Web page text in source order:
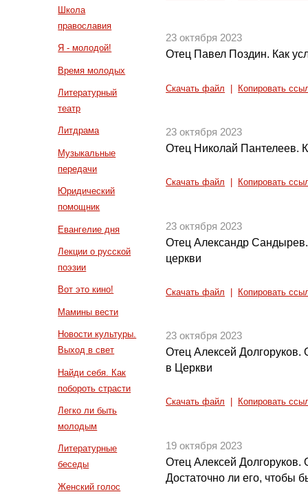
Школа
православия
Я - молодой!
Время молодых
Литературный
театр
Литдрама
Музыкальные
передачи
Юридический
помощник
Евангелие дня
Лекции о русской
поэзии
Вот это кино!
Мамины вести
Новости культуры.
Выход в свет
Найди себя. Как
побороть страсти
Легко ли быть
молодым
Литературные
беседы
Женский голос
23 октября 2023
Отец Павел Поздин. Как
Скачать файл Копировать
23 октября 2023
Отец Николай Пантелеев.
Скачать файл Копировать
23 октября 2023
Отец Александр
церкви
Скачать файл Копировать
23 октября 2023
Отец Алексей Долгоруков.
в Церкви
Скачать файл Копировать
19 октября 2023
Отец Алексей Долгоруков.
Достаточно ли его, чтобы